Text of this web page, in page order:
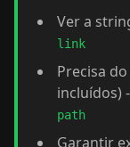
Ver a
link
Precisa
incluídos)
path
Garantir